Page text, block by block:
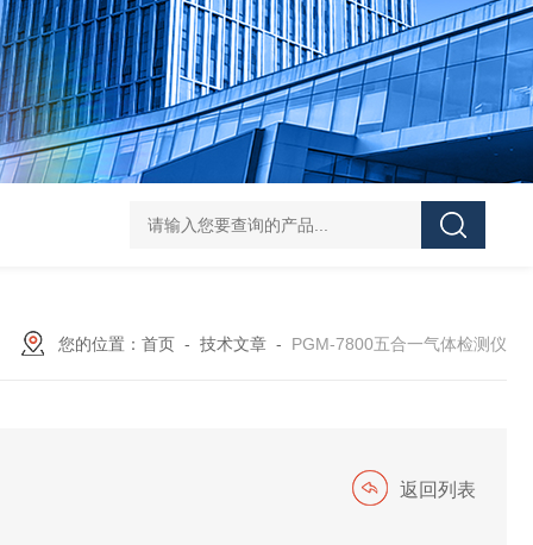
GammaVision伽马能谱分析软件 GammaVision报告生成器
您的位置： 首页 - 技术文章 - PGM-7800五合一气体检测仪
返回列表